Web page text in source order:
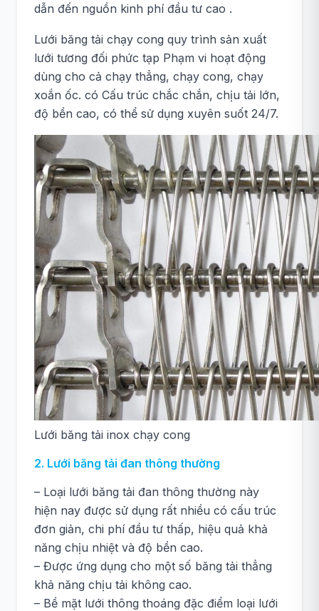
dẫn đến nguồn kinh phí đầu tư cao .
Lưới băng tải chạy cong quy trình sản xuất
lưới tương đối phức tạp Phạm vi hoạt động
dùng cho cả chạy thẳng, chạy cong, chạy
xoắn ốc. có Cấu trúc chắc chắn, chịu tải lớn,
độ bền cao, có thể sử dụng xuyên suốt 24/7.
Lưới băng tải inox chạy cong
2. Lưới băng tải đan thông thường
– Loại lưới băng tải đan thông thường này
hiện nay được sử dụng rất nhiều có cấu trúc
đơn giản, chi phí đầu tư thấp, hiệu quả khả
năng chịu nhiệt và độ bền cao.
– Được ứng dụng cho một số băng tải thẳng
khả năng chịu tải không cao.
– Bề mặt lưới thông thoáng đặc điểm loại lưới